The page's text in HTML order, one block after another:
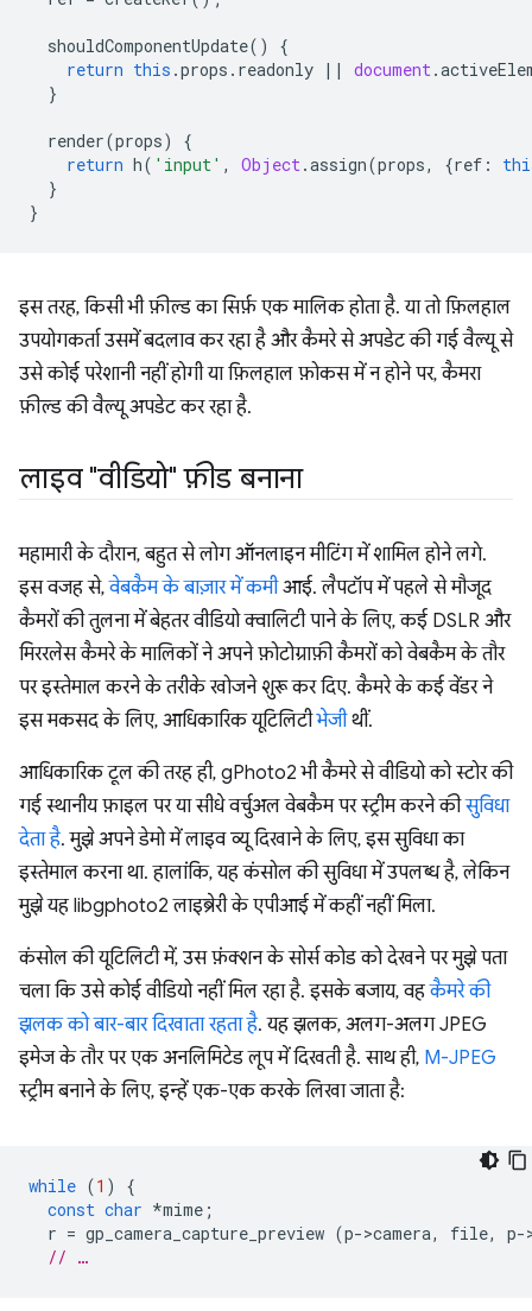
shouldComponentUpdate()
{
return this .props . readonly || document.
}
render(props)
{
return h( 'input' , Object.assign(props, {ref :
}
}
इस तरह, किसी भी फ़ील्ड का सिर्फ़ एक मालिक होता है. या तो फ़िलहाल
उपयोगकर्ता उसमें बदलाव कर रहा है और कैमरे से अपडेट की गई वैल्यू से
उसे कोई परेशानी नहीं होगी या फ़िलहाल फ़ोकस में न होने पर, कैमरा
फ़ील्ड की वैल्यू अपडेट कर रहा है.
लाइव "वीडियो" फ़ीड बनाना
महामारी के दौरान, बहुत से लोग ऑनलाइन मीटिंग में शामिल होने लगे.
इस वजह से,वेबकैम के बाज़ार में कमीआई. लैपटॉप में पहले से मौजूद
कैमरों की तुलना में बेहतर वीडियो क्वालिटी पाने के लिए, कई DSLR और
मिररलेस कैमरे के मालिकों ने अपने फ़ोटोग्राफ़ी कैमरों को वेबकैम के तौर
पर इस्तेमाल करने के तरीके खोजने शुरू कर दिए. कैमरे के कई वेंडर ने
इस मकसद के लिए, आधिकारिक यूटिलिटीभेजीथीं.
आधिकारिक टूल की तरह ही, gPhoto2 भी कैमरे से वीडियो को स्टोर की
गई स्थानीय फ़ाइल पर या सीधे वर्चुअल वेबकैम पर स्ट्रीम करने कीसुविधा
देता है. मुझे अपने डेमो में लाइव व्यू दिखाने के लिए, इस सुविधा का
इस्तेमाल करना था. हालांकि, यह कंसोल की सुविधा में उपलब्ध है, लेकिन
मुझे यह libgphoto2 लाइब्रेरी के एपीआई में कहीं नहीं मिला.
कंसोल की यूटिलिटी में, उस फ़ंक्शन के सोर्स कोड को देखने पर मुझे पता
चला कि उसे कोई वीडियो नहीं मिल रहा है. इसके बजाय, वहकैमरे की
झलक को बार-बार दिखाता रहता है. यह झलक, अलग-अलग JPEG
इमेज के तौर पर एक अनलिमिटेड लूप में दिखती है. साथ ही, M-JPEG
स्ट्रीम बनाने के लिए, इन्हें एक-एक करके लिखा जाता है:
while (1 )
{
const char *mime ;
r = gp_camera_capture_preview (p->camera, file, p-
// …